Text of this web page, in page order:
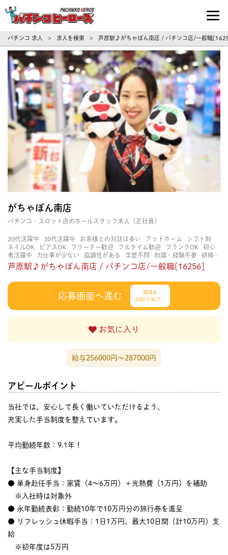
パチンコ求人・転職ならパチンコヒーロ
パチンコ 求人 > 求人を検索 > 芦原駅♪がちゃぽん南店 / パチンコ店/一般職
がちゃぽん南店
パチンコ・スロット店のホールスタッフ求人（正社員）
20代活躍中 30代活躍中 お客様との対話は多い アットホーム
シフト制
ネイルOK
ピアスOK フリーター歓迎 フルタイム歓迎 ブランクOK
初心
者活躍中
力仕事が少ない 協調性がある 学歴不問 知識・経験不要
研修あ
り
立ち仕事 経験者・有資格者歓迎 茶髪OK 賑やかな職場
長く働ける
長期歓迎
芦原駅♪がちゃぽん南店 / パチンコ店/一般職[16256]
応募画面へ進む
簡単&
30秒で完了♩
お気に入り
給与256000円〜287000円
アピールポイント
当社では、安心して長く働いていただけるよう、
充実した手当制度を整えています。
平均勤続年数：9.1年！
【主な手当制度】
● 単身赴任手当：家賃（4～6万円）＋光熱費（1万円）を補助
※入社時は対象外
● 永年勤続表彰：勤続10年で10万円分の旅行券を進呈
● リフレッシュ休暇手当：1日1万円、最大10日間（計10万円）支
給
※初年度は5万円